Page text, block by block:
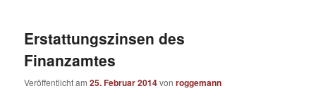
Erstattungszinsen des
Finanzamtes
Veröffentlicht am25. Februar 2014vonroggemann